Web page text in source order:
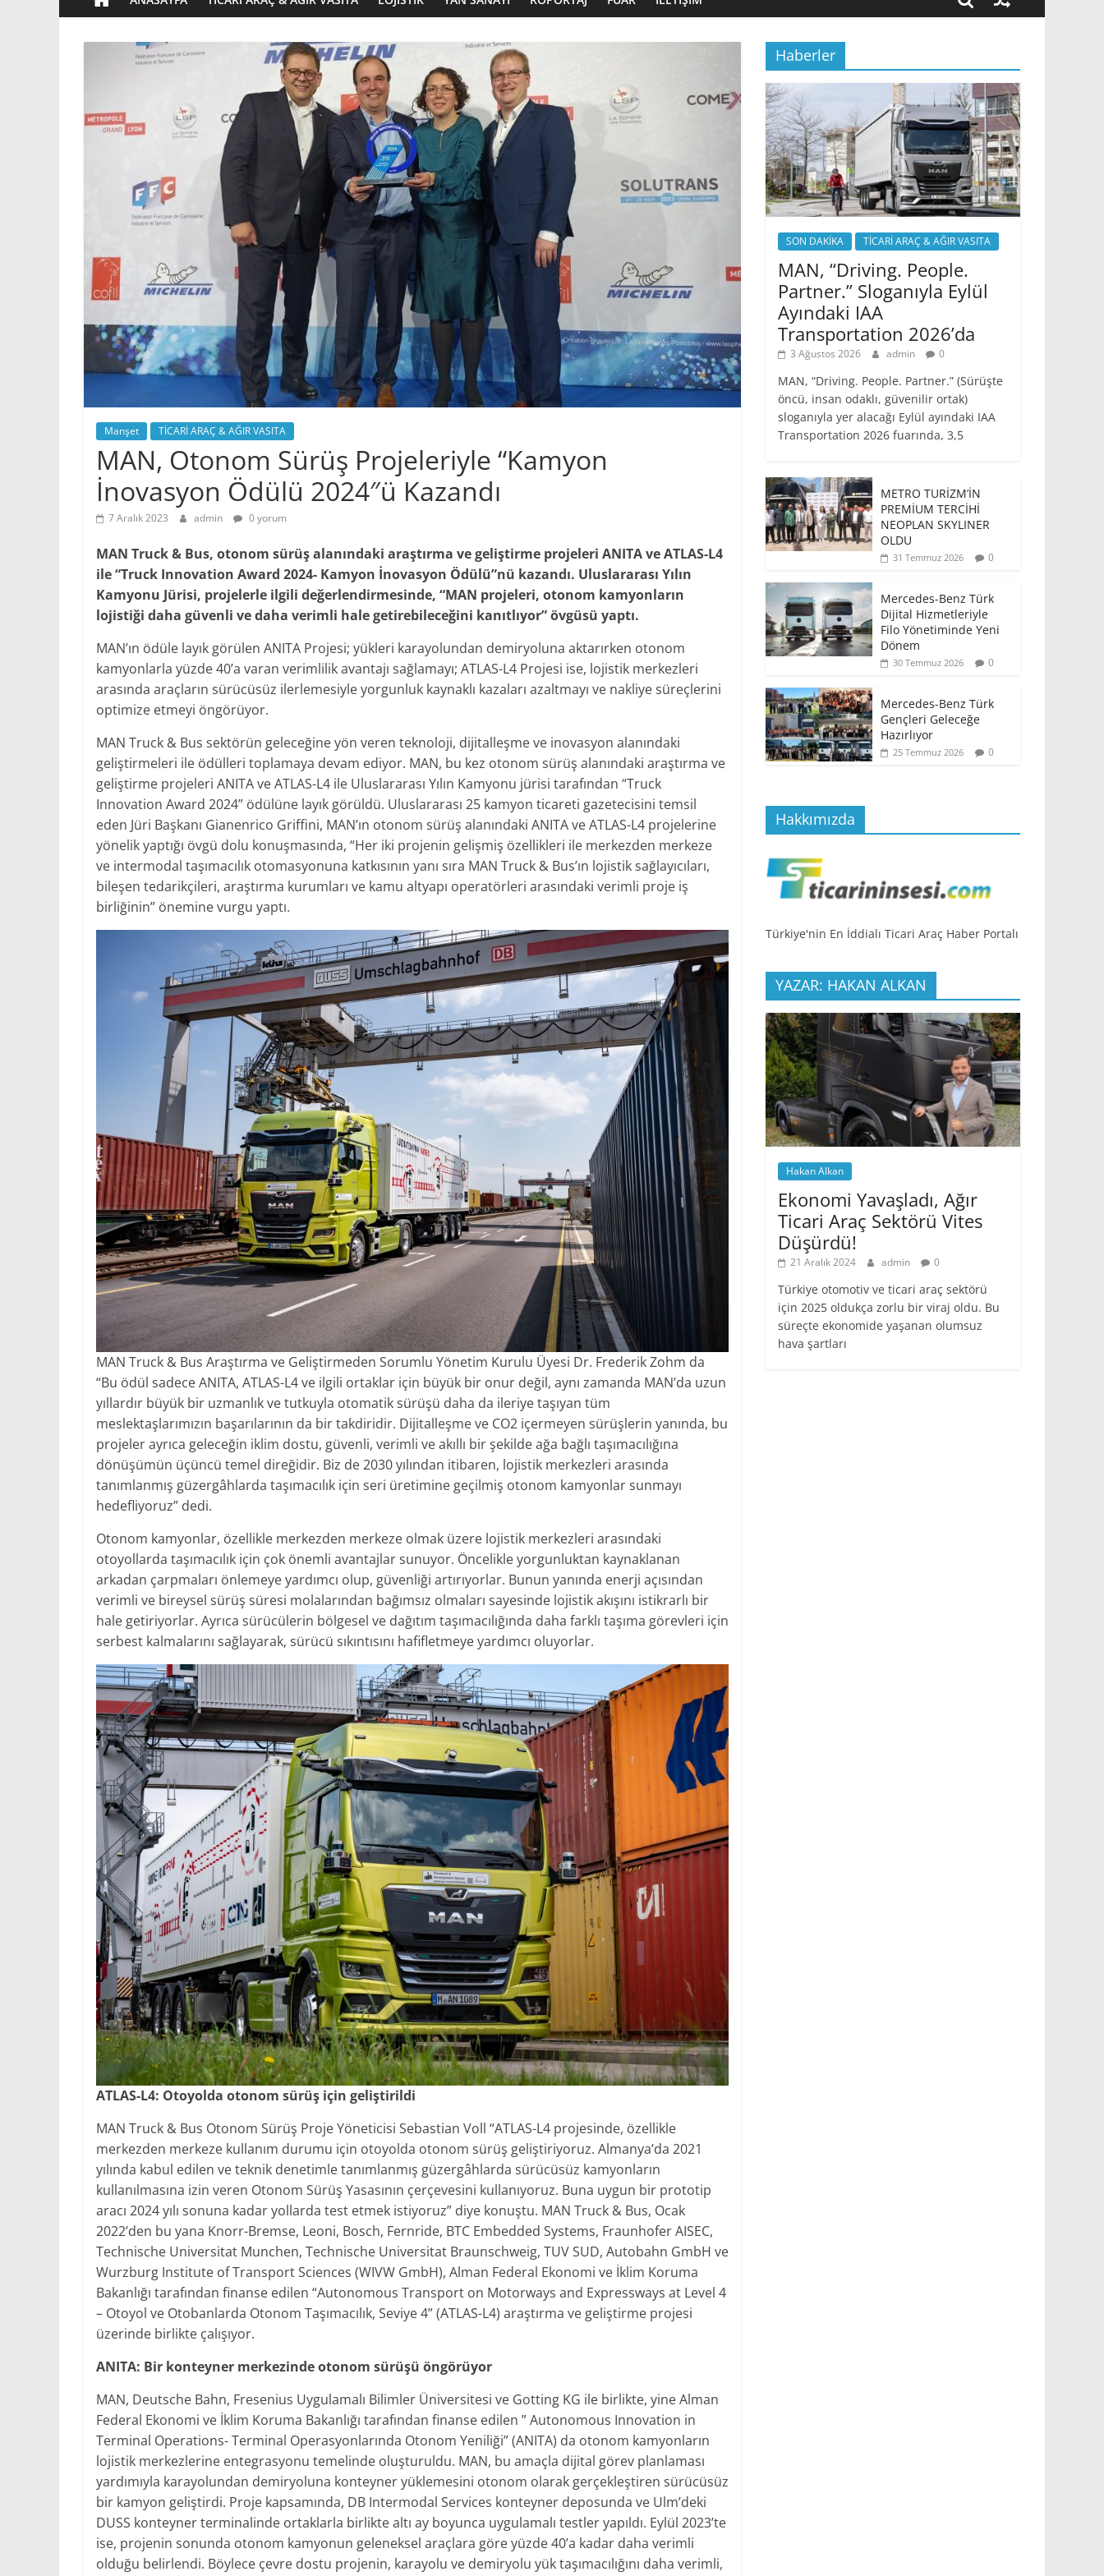
Manşet TİCARİ ARAÇ & AĞIR VASITA
MAN, Otonom Sürüş Projeleriyle “Kamyon
İnovasyon Ödülü 2024″ü Kazandı
7 Aralık 2023 admin 0 yorum
MAN Truck & Bus, otonom sürüş alanındaki araştırma ve geliştirme projeleri ANITA ve ATLAS-L4
ile “Truck Innovation Award 2024- Kamyon İnovasyon Ödülü”nü kazandı. Uluslararası Yılın
Kamyonu Jürisi, projelerle ilgili değerlendirmesinde, “MAN projeleri, otonom kamyonların
lojistiği daha güvenli ve daha verimli hale getirebileceğini kanıtlıyor” övgüsü yaptı.
MAN’ın ödüle layık görülen ANITA Projesi; yükleri karayolundan demiryoluna aktarırken otonom
kamyonlarla yüzde 40’a varan verimlilik avantajı sağlamayı; ATLAS-L4 Projesi ise, lojistik merkezleri
arasında araçların sürücüsüz ilerlemesiyle yorgunluk kaynaklı kazaları azaltmayı ve nakliye süreçlerini
optimize etmeyi öngörüyor.
MAN Truck & Bus sektörün geleceğine yön veren teknoloji, dijitalleşme ve inovasyon alanındaki
geliştirmeleri ile ödülleri toplamaya devam ediyor. MAN, bu kez otonom sürüş alanındaki araştırma ve
geliştirme projeleri ANITA ve ATLAS-L4 ile Uluslararası Yılın Kamyonu jürisi tarafından “Truck
Innovation Award 2024” ödülüne layık görüldü. Uluslararası 25 kamyon ticareti gazetecisini temsil
eden Jüri Başkanı Gianenrico Griffini, MAN’ın otonom sürüş alanındaki ANITA ve ATLAS-L4 projelerine
yönelik yaptığı övgü dolu konuşmasında, “Her iki projenin gelişmiş özellikleri ile merkezden merkeze
ve intermodal taşımacılık otomasyonuna katkısının yanı sıra MAN Truck & Bus’ın lojistik sağlayıcıları,
bileşen tedarikçileri, araştırma kurumları ve kamu altyapı operatörleri arasındaki verimli proje iş
birliğinin” önemine vurgu yaptı.
MAN Truck & Bus Araştırma ve Geliştirmeden Sorumlu Yönetim Kurulu Üyesi Dr. Frederik Zohm da
“Bu ödül sadece ANITA, ATLAS-L4 ve ilgili ortaklar için büyük bir onur değil, aynı zamanda MAN’da uzun
yıllardır büyük bir uzmanlık ve tutkuyla otomatik sürüşü daha da ileriye taşıyan tüm
meslektaşlarımızın başarılarının da bir takdiridir. Dijitalleşme ve CO2 içermeyen sürüşlerin yanında, bu
projeler ayrıca geleceğin iklim dostu, güvenli, verimli ve akıllı bir şekilde ağa bağlı taşımacılığına
dönüşümün üçüncü temel direğidir. Biz de 2030 yılından itibaren, lojistik merkezleri arasında
tanımlanmış güzergâhlarda taşımacılık için seri üretimine geçilmiş otonom kamyonlar sunmayı
hedefliyoruz” dedi.
Otonom kamyonlar, özellikle merkezden merkeze olmak üzere lojistik merkezleri arasındaki
otoyollarda taşımacılık için çok önemli avantajlar sunuyor. Öncelikle yorgunluktan kaynaklanan
arkadan çarpmaları önlemeye yardımcı olup, güvenliği artırıyorlar. Bunun yanında enerji açısından
verimli ve bireysel sürüş süresi molalarından bağımsız olmaları sayesinde lojistik akışını istikrarlı bir
hale getiriyorlar. Ayrıca sürücülerin bölgesel ve dağıtım taşımacılığında daha farklı taşıma görevleri için
serbest kalmalarını sağlayarak, sürücü sıkıntısını hafifletmeye yardımcı oluyorlar.
ATLAS-L4: Otoyolda otonom sürüş için geliştirildi
MAN Truck & Bus Otonom Sürüş Proje Yöneticisi Sebastian Voll “ATLAS-L4 projesinde, özellikle
merkezden merkeze kullanım durumu için otoyolda otonom sürüş geliştiriyoruz. Almanya’da 2021
yılında kabul edilen ve teknik denetimle tanımlanmış güzergâhlarda sürücüsüz kamyonların
kullanılmasına izin veren Otonom Sürüş Yasasının çerçevesini kullanıyoruz. Buna uygun bir prototip
aracı 2024 yılı sonuna kadar yollarda test etmek istiyoruz” diye konuştu. MAN Truck & Bus, Ocak
2022’den bu yana Knorr-Bremse, Leoni, Bosch, Fernride, BTC Embedded Systems, Fraunhofer AISEC,
Technische Universitat Munchen, Technische Universitat Braunschweig, TUV SUD, Autobahn GmbH ve
Wurzburg Institute of Transport Sciences (WIVW GmbH), Alman Federal Ekonomi ve İklim Koruma
Bakanlığı tarafından finanse edilen “Autonomous Transport on Motorways and Expressways at Level 4
– Otoyol ve Otobanlarda Otonom Taşımacılık, Seviye 4” (ATLAS-L4) araştırma ve geliştirme projesi
üzerinde birlikte çalışıyor.
ANITA: Bir konteyner merkezinde otonom sürüşü öngörüyor
MAN, Deutsche Bahn, Fresenius Uygulamalı Bilimler Üniversitesi ve Gotting KG ile birlikte, yine Alman
Federal Ekonomi ve İklim Koruma Bakanlığı tarafından finanse edilen ” Autonomous Innovation in
Terminal Operations- Terminal Operasyonlarında Otonom Yeniliği” (ANITA) da otonom kamyonların
lojistik merkezlerine entegrasyonu temelinde oluşturuldu. MAN, bu amaçla dijital görev planlaması
yardımıyla karayolundan demiryoluna konteyner yüklemesini otonom olarak gerçekleştiren sürücüsüz
bir kamyon geliştirdi. Proje kapsamında, DB Intermodal Services konteyner deposunda ve Ulm’deki
DUSS konteyner terminalinde ortaklarla birlikte altı ay boyunca uygulamalı testler yapıldı. Eylül 2023’te
ise, projenin sonunda otonom kamyonun geleneksel araçlara göre yüzde 40’a kadar daha verimli
olduğu belirlendi. Böylece çevre dostu projenin, karayolu ve demiryolu yük taşımacılığını daha verimli,
Haberler
SON DAKİKA TİCARİ ARAÇ & AĞIR VASITA
MAN, “Driving. People.
Partner.” Sloganıyla Eylül
Ayındaki IAA
Transportation 2026’da
3 Ağustos 2026 admin 0
MAN, “Driving. People. Partner.” (Sürüşte
öncü, insan odaklı, güvenilir ortak)
sloganıyla yer alacağı Eylül ayındaki IAA
Transportation 2026 fuarında, 3,5
METRO TURİZM’İN
PREMİUM TERCİHİ
NEOPLAN SKYLINER
OLDU
31 Temmuz 2026 0
Mercedes-Benz Türk
Dijital Hizmetleriyle
Filo Yönetiminde Yeni
Dönem
30 Temmuz 2026 0
Mercedes-Benz Türk
Gençleri Geleceğe
Hazırlıyor
25 Temmuz 2026 0
Hakkımızda
Türkiye'nin En İddialı Ticari Araç Haber Portalı
YAZAR: HAKAN ALKAN
Hakan Alkan
Ekonomi Yavaşladı, Ağır
Ticari Araç Sektörü Vites
Düşürdü!
21 Aralık 2024 admin 0
Türkiye otomotiv ve ticari araç sektörü
için 2025 oldukça zorlu bir viraj oldu. Bu
süreçte ekonomide yaşanan olumsuz
hava şartları